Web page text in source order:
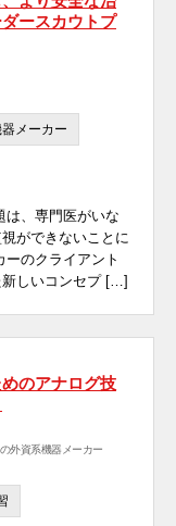
ースカウトプ
メーカー
は、専門医がいな
ができないことに
のクライアント
新しいコンセプ […]
のアナログ技
外資系機器メーカー